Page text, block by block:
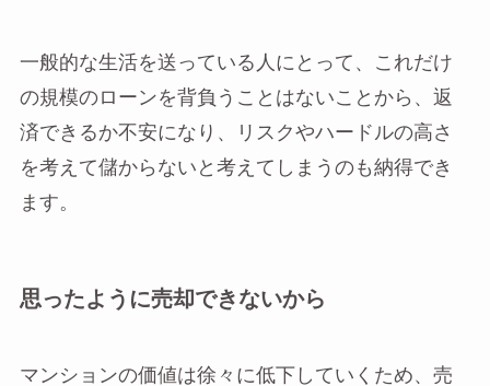
一般的な生活を送っている人にとって、これだけ
の規模のローンを背負うことはないことから、返
済できるか不安になり、リスクやハードルの高さ
を考えて儲からないと考えてしまうのも納得でき
ます。
思ったように売却できないから
マンションの価値は徐々に低下していくため、売